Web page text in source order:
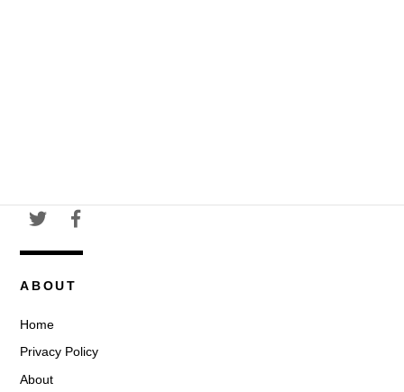
ABOUT
Home
Privacy Policy
About